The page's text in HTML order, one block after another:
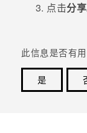
点击分享
此信息是否有用
是